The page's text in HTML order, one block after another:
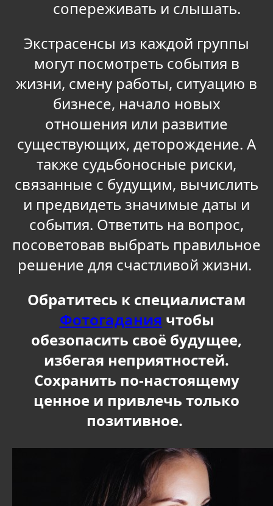
сопереживать и слышать.
Экстрасенсы из каждой группы
могут посмотреть события в
жизни, смену работы, ситуацию в
бизнесе, начало новых
отношения или развитие
существующих, деторождение. А
также судьбоносные риски,
связанные с будущим, вычислить
и предвидеть значимые даты и
события. Ответить на вопрос,
посоветовав выбрать правильное
решение для счастливой жизни.
Обратитесь к специалистам
Фотогадания чтобы
обезопасить своё будущее,
избегая неприятностей.
Сохранить по-настоящему
ценное и привлечь только
позитивное.